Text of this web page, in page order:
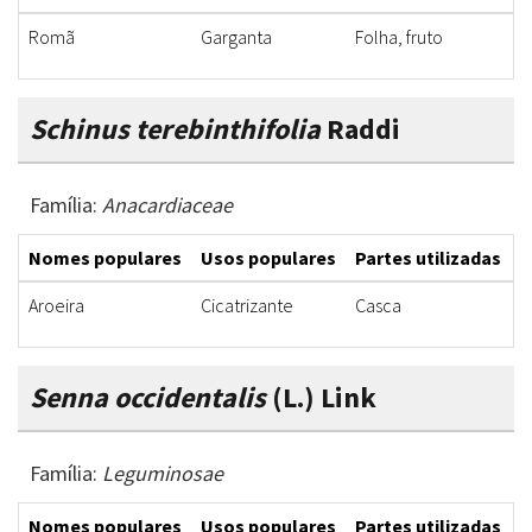
Romã
Garganta Folha, fruto
Schinus terebinthifoliaRaddi
Família: Anacardiaceae
Nomes populares Usos populares Partes utilizadas
Aroeira
Cicatrizante Casca
Senna occidentalis(L.) Link
Família: Leguminosae
Nomes populares Usos populares Partes utilizadas